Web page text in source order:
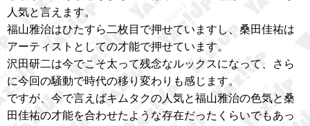
人気と言えます。
福山雅治はひたすら二枚目で押せていますし、桑田佳祐は
アーティストとしての才能で押せています。
沢田研二は今でこそ太って残念なルックスになって、さら
に今回の騒動で時代の移り変わりも感じます。
ですが、今で言えばキムタクの人気と福山雅治の色気と桑
田佳祐の才能を合わせたような存在だったくらいでもあっ